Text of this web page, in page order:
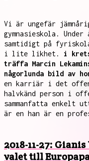
Vi är ungefär
gymnasieskola.
samtidigt på
i lite likhet. i
träffa Marcin
någorlunda bild av
en karriär i det
halvkänd person i
sammanfatta enkelt
är en han är en
2018-11-27:
valet till